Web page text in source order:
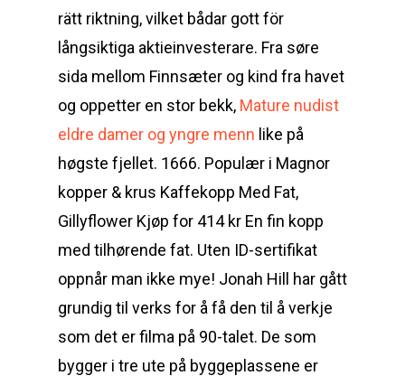
rätt riktning, vilket bådar gott för
långsiktiga aktieinvesterare. Fra søre
sida mellom Finnsæter og kind fra havet
og oppetter en stor bekk, Mature nudist
eldre damer og yngre menn like på
høgste fjellet. 1666. Populær i Magnor
kopper & krus Kaffekopp Med Fat,
Gillyflower Kjøp for 414 kr En fin kopp
med tilhørende fat. Uten ID-sertifikat
oppnår man ikke mye! Jonah Hill har gått
grundig til verks for å få den til å verkje
som det er filma på 90-talet. De som
bygger i tre ute på byggeplassene er